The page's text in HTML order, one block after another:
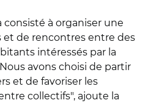
à organiser une
de rencontres entre des
intéressés par la
avons choisi de partir
et de favoriser les
collectifs", ajoute la